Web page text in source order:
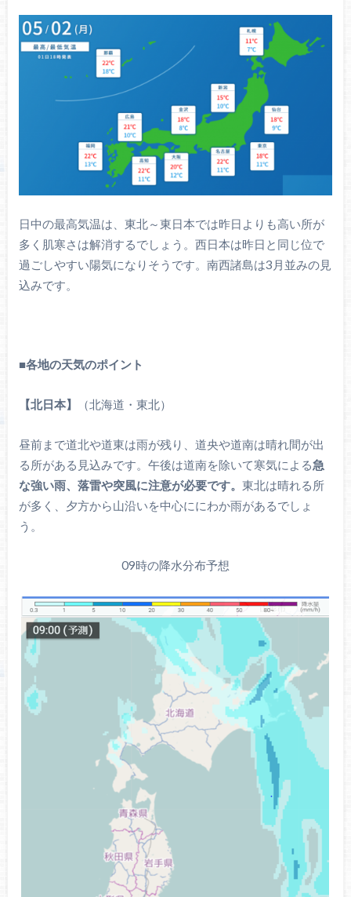
日中の最高気温は、東北～東日本では昨日よりも高い所が
多く肌寒さは解消するでしょう。西日本は昨日と同じ位で
過ごしやすい陽気になりそうです。南西諸島は3月並みの見
込みです。
■各地の天気のポイント
【北日本】 （北海道・東北）
昼前まで道北や道東は雨が残り、道央や道南は晴れ間が出
る所がある見込みです。午後は道南を除いて寒気による急
な強い雨、落雷や突風に注意が必要です。 東北は晴れる所
が多く、夕方から山沿いを中心ににわか雨があるでしょ
う。
09時の降水分布予想